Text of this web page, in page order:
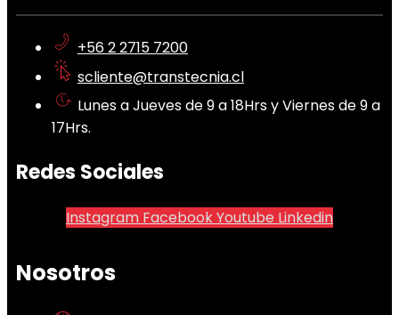
+56 2 2715 7200
scliente@transtecnia.cl
Lunes a Jueves de 9 a 18Hrs y Viernes de 9 a
17Hrs.
Redes Sociales
Instagram FacebookYoutube Linkedin
Nosotros